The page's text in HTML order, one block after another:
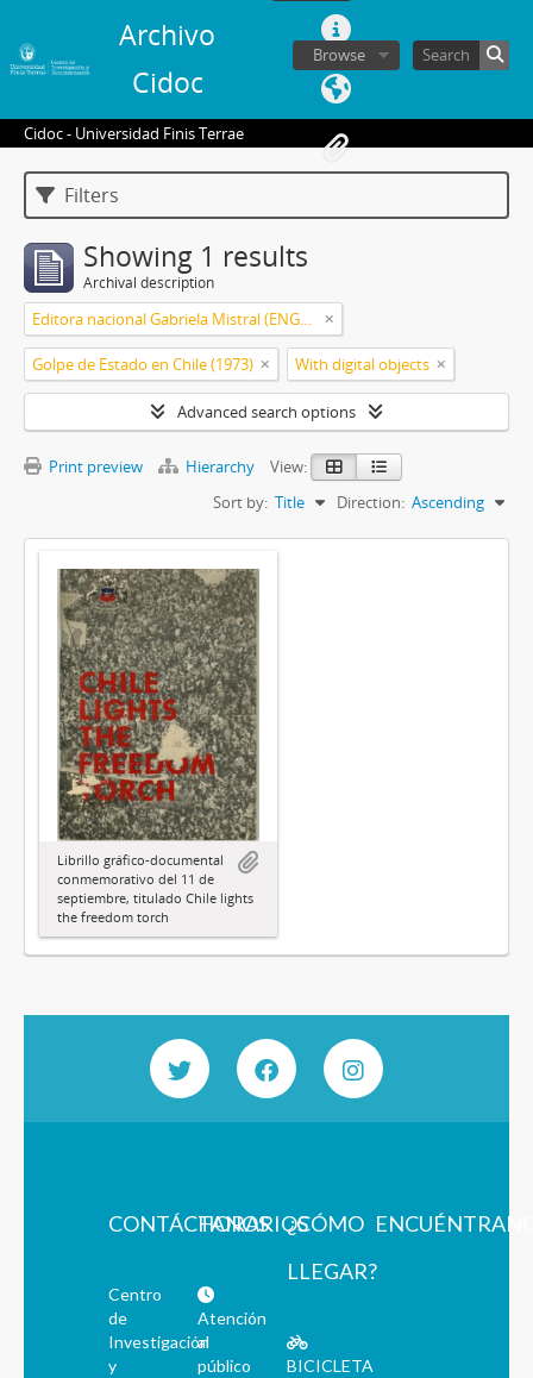
Archivo
Cidoc
Browse
Cidoc - Universidad Finis Terrae
Filters
Showing 1 results
Archival description
Editora nacional Gabriela Mistral (ENGM) (1973-1976)
Golpe de Estado en Chile (1973) With digital objects
Advanced search options
Print preview Hierarchy
View:
Sort by: Title Direction: Ascending
Librillo gráfico-documental
conmemorativo del 11 de
septiembre, titulado Chile lights
the freedom torch
CONTÁCTANOS
Centro
de
Investigación
y
HORARIOS
Atención
al
público
¿CÓMO
LLEGAR?
BICICLETA